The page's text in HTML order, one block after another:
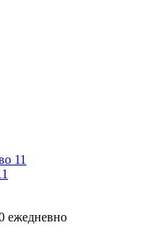
11
ежедневно